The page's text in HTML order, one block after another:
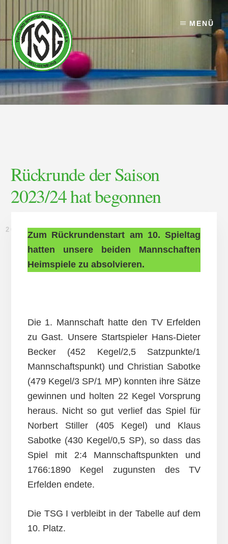
content
footer
MENÜ
Rückrunde der Saison
2023/24 hat begonnen
20. JANUAR 2024
Zum Rückrundenstart am 10. Spieltag
hatten unsere beiden Mannschaften
Heimspiele zu absolvieren.
Die 1. Mannschaft hatte den TV Erfelden
zu Gast. Unsere Startspieler Hans-Dieter
Becker (452 Kegel/2,5 Satzpunkte/1
Mannschaftspunkt) und Christian Sabotke
(479 Kegel/3 SP/1 MP) konnten ihre Sätze
gewinnen und holten 22 Kegel Vorsprung
heraus. Nicht so gut verlief das Spiel für
Norbert Stiller (405 Kegel) und Klaus
Sabotke (430 Kegel/0,5 SP), so dass das
Spiel mit 2:4 Mannschaftspunkten und
1766:1890 Kegel zugunsten des TV
Erfelden endete.
Die TSG I verbleibt in der Tabelle auf dem
10. Platz.